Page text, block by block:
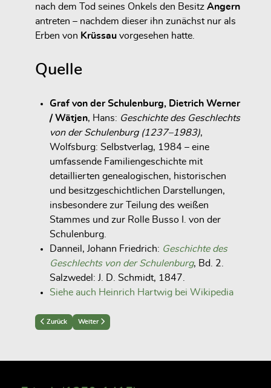
nach dem Tod seines Onkels den Besitz Angern
antreten – nachdem dieser ihn zunächst nur als
Erben von Krüssau vorgesehen hatte.
Quelle
Graf von der Schulenburg, Dietrich Werner
/ Wätjen, Hans: Geschichte des Geschlechts
von der Schulenburg (1237–1983),
Wolfsburg: Selbstverlag, 1984 – eine
umfassende Familiengeschichte mit
detaillierten genealogischen, historischen
und besitzgeschichtlichen Darstellungen,
insbesondere zur Teilung des weißen
Stammes und zur Rolle Busso I. von der
Schulenburg.
Danneil, Johann Friedrich: Geschichte des
Geschlechts von der Schulenburg, Bd. 2.
Salzwedel: J. D. Schmidt, 1847.
Siehe auch Heinrich Hartwig bei Wikipedia
Previous article: Christoph Daniel von der Schulenburg (1679–1763)
Zurück Next article: Friedrich Christoph Daniel (1769-1821)
Weiter